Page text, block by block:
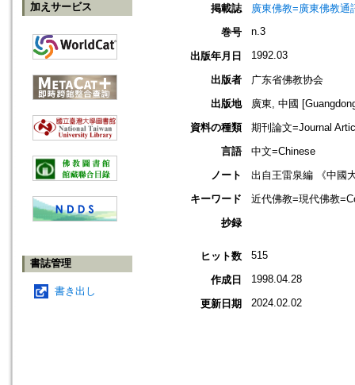
加えサービス
書誌管理
書き出し
掲載誌
廣東佛教=廣東佛教通
巻号
n.3
出版年月日 1992.03
出版者
广东省佛教协会
出版地
廣東, 中國
資料の種類
期刊論文=Journal
言語
中文=Chinese
ノート
出自王雷泉編 《中國
キーワード
近代佛教=現代佛教
抄録
ヒット数 515
作成日 1998.04.28
更新日期 2024.02.02